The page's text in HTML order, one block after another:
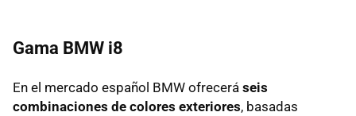
Gama BMW i8
En el mercado español BMW ofrecerá seis
combinaciones de colores exteriores, basadas